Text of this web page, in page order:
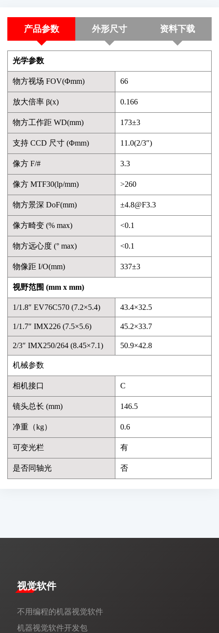
产品参数 外形尺寸 资料下载
光学参数
物方视场 FOV(Φmm) 66
放大倍率 β(x) 0.166
物方工作距 WD(mm) 173±3
支持 CCD 尺寸 (Φmm) 11.0(2/3″)
像方 F/# 3.3
像方 MTF30(lp/mm) >260
物方景深 DoF(mm) ±4.8@F3.3
像方畸变 (% max) <0.1
物方远心度 (° max) <0.1
物像距 I/O(mm) 337±3
视野范围 (mm x mm)
1/1.8″ EV76C570 (7.2×5.4) 43.4×32.5
1/1.7″ IMX226 (7.5×5.6) 45.2×33.7
2/3″ IMX250/264 (8.45×7.1) 50.9×42.8
机械参数
相机接口 C
镜头总长 (mm) 146.5
净重（kg） 0.6
可变光栏 有
是否同轴光 否
视觉软件
不用编程的机器视觉软件
机器视觉软件开发包